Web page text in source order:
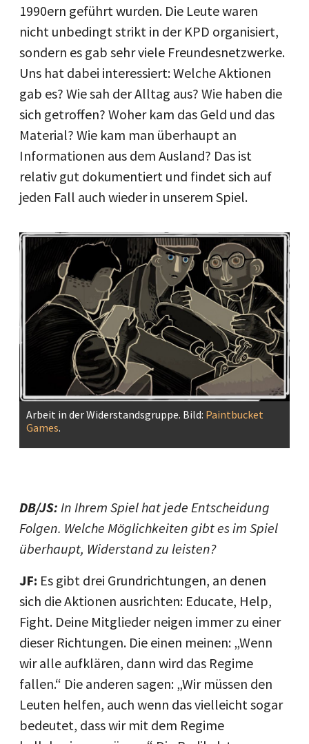
1990ern geführt wurden. Die Leute waren
nicht unbedingt strikt in der KPD organisiert,
sondern es gab sehr viele Freundesnetzwerke.
Uns hat dabei interessiert: Welche Aktionen
gab es? Wie sah der Alltag aus? Wie haben die
sich getroffen? Woher kam das Geld und das
Material? Wie kam man überhaupt an
Informationen aus dem Ausland? Das ist
relativ gut dokumentiert und findet sich auf
jeden Fall auch wieder in unserem Spiel.
Arbeit in der Widerstandsgruppe. Bild: Paintbucket
Games.
DB/JS: In Ihrem Spiel hat jede Entscheidung
Folgen. Welche Möglichkeiten gibt es im Spiel
überhaupt, Widerstand zu leisten?
JF: Es gibt drei Grundrichtungen, an denen
sich die Aktionen ausrichten: Educate, Help,
Fight. Deine Mitglieder neigen immer zu einer
dieser Richtungen. Die einen meinen: „Wenn
wir alle aufklären, dann wird das Regime
fallen.“ Die anderen sagen: „Wir müssen den
Leuten helfen, auch wenn das vielleicht sogar
bedeutet, dass wir mit dem Regime